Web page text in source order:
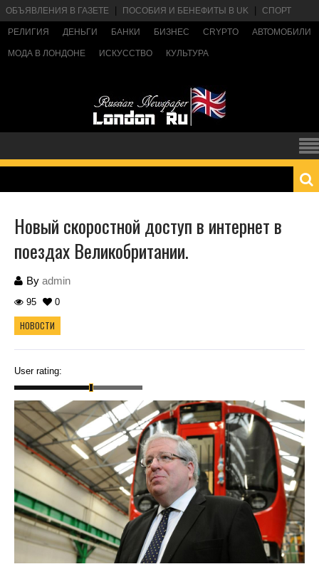
ОБЪЯВЛЕНИЯ В ГАЗЕТЕ ПОСОБИЯ И БЕНЕФИТЫ В UK СПОРТ
РЕЛИГИЯ ДЕНЬГИ БАНКИ БИЗНЕС CRYPTO АВТОМОБИЛИ
МОДА В ЛОНДОНЕ ИСКУССТВО КУЛЬТУРА
Новый скоростной доступ в интернет в
поездах Великобритании.
By admin
95 0
НОВОСТИ
User rating: